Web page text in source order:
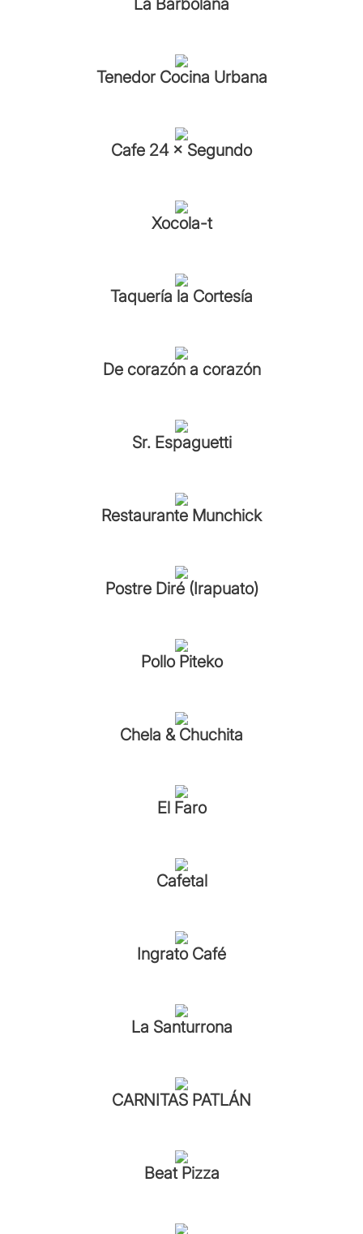
La Barbolana
Tenedor Cocina Urbana
Cafe 24 × Segundo
Xocola-t
Taquería la Cortesía
De corazón a corazón
Sr. Espaguetti
Restaurante Munchick
Postre Diré (Irapuato)
Pollo Piteko
Chela & Chuchita
El Faro
Cafetal
Ingrato Café
La Santurrona
CARNITAS PATLÁN
Beat Pizza